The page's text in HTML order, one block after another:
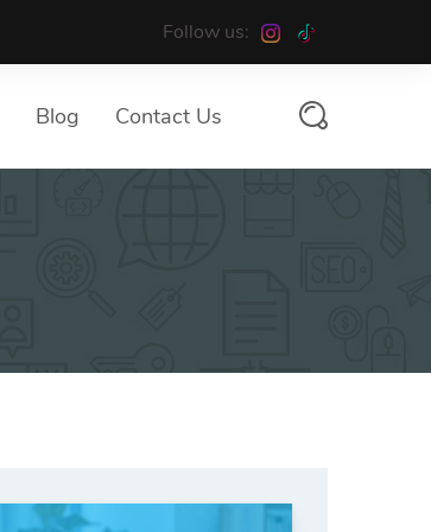
Follow us:
Blog Contact Us